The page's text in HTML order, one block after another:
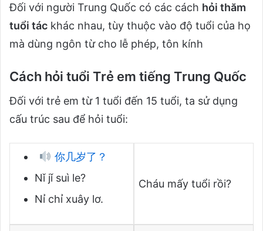
Đối với người Trung Quốc có các cách hỏi thăm
tuổi tác khác nhau, tùy thuộc vào độ tuổi của họ
mà dùng ngôn từ cho lễ phép, tôn kính
Cách hỏi tuổi Trẻ em tiếng Trung Quốc
Đối với trẻ em từ 1 tuổi đến 15 tuổi, ta sử dụng
cấu trúc sau để hỏi tuổi:
你几岁了？
Nǐ jǐ suì le?
Nỉ chỉ xuây lơ.
Cháu mấy tuổi rồi?